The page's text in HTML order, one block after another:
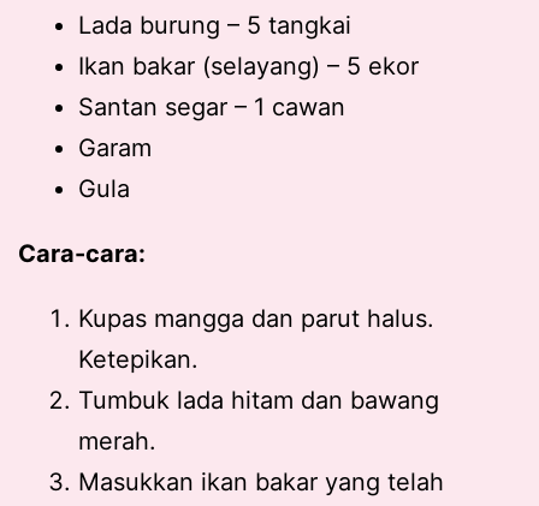
Lada burung – 5 tangkai
Ikan bakar (selayang) – 5 ekor
Santan segar – 1 cawan
Garam
Gula
Cara-cara:
Kupas mangga dan parut halus.
Ketepikan.
Tumbuk lada hitam dan bawang
merah.
Masukkan ikan bakar yang telah